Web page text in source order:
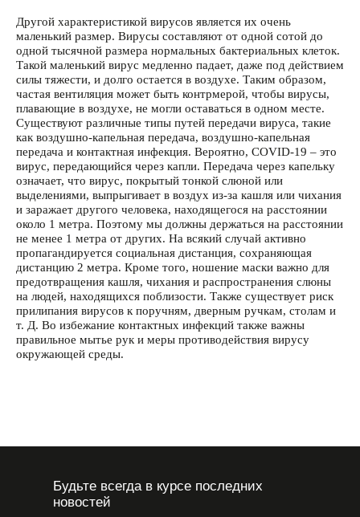
Другой характеристикой вирусов является их очень
маленький размер. Вирусы составляют от одной сотой до
одной тысячной размера нормальных бактериальных клеток.
Такой маленький вирус медленно падает, даже под действием
силы тяжести, и долго остается в воздухе. Таким образом,
частая вентиляция может быть контрмерой, чтобы вирусы,
плавающие в воздухе, не могли оставаться в одном месте.
Существуют различные типы путей передачи вируса, такие
как воздушно-капельная передача, воздушно-капельная
передача и контактная инфекция. Вероятно, COVID-19 – это
вирус, передающийся через капли. Передача через капельку
означает, что вирус, покрытый тонкой слюной или
выделениями, выпрыгивает в воздух из-за кашля или чихания
и заражает другого человека, находящегося на расстоянии
около 1 метра. Поэтому мы должны держаться на расстоянии
не менее 1 метра от других. На всякий случай активно
пропагандируется социальная дистанция, сохраняющая
дистанцию ​​2 метра. Кроме того, ношение маски важно для
предотвращения кашля, чихания и распространения слюны
на людей, находящихся поблизости. Также существует риск
прилипания вирусов к поручням, дверным ручкам, столам и
т. Д. Во избежание контактных инфекций также важны
правильное мытье рук и меры противодействия вирусу
окружающей среды.
Будьте всегда в курсе последних
новостей